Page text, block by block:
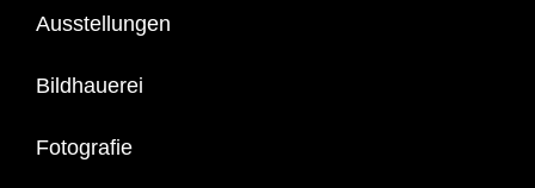
Ausstellungen
Bildhauerei
Fotografie